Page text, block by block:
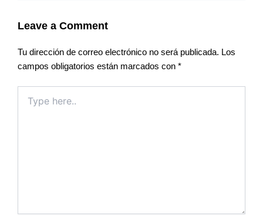
Leave a Comment
Tu dirección de correo electrónico no será publicada. Los
campos obligatorios están marcados con *
here..